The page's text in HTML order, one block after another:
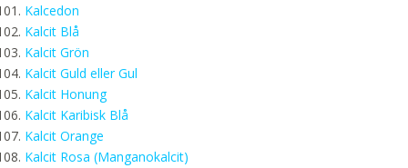
Kalcedon
Kalcit Blå
Kalcit Grön
Kalcit Guld eller Gul
Kalcit Honung
Kalcit Karibisk Blå
Kalcit Orange
Kalcit Rosa (Manganokalcit)